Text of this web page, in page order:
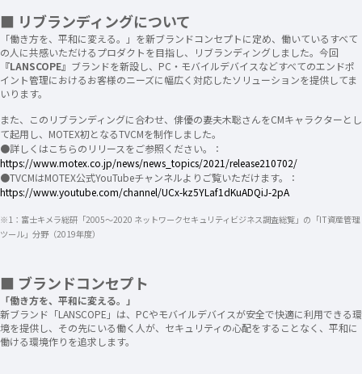
■ リブランディングについて
「働き方を、平和に変える。」を新ブランドコンセプトに定め、働いているすべて
の人に共感いただけるプロダクトを目指し、リブランディングしました。今回
『LANSCOPE』 ブランドを新設し、​PC・モバイルデバイスなどすべてのエンドポ
イント管理におけるお客様のニーズに幅広く対応したソリューションを提供してま
いります。
また、このリブランディングに合わせ、俳優の妻夫木聡さんをCMキャラクターとし
て起用し、MOTEX初となるTVCMを制作しました。
●詳しくはこちらのリリースをご参照ください。：
https://www.motex.co.jp/news/news_topics/2021/release210702/
●TVCMはMOTEX公式YouTubeチャンネルよりご覧いただけます。：
https://www.youtube.com/channel/UCx-kz5YLaf1dKuADQiJ-2pA
※1：富士キメラ総研「2005～2020 ネットワークセキュリティビジネス調査総覧」の「IT資産管理
ツール」分野（2019年度）
■ ブランドコンセプト
「働き方を、平和に変える。」
新ブランド「LANSCOPE」は、PCやモバイルデバイスが安全で快適に利用できる環
境を提供し、その先にいる働く人が、セキュリティの心配をすることなく、平和に
働ける環境作りを追求します。